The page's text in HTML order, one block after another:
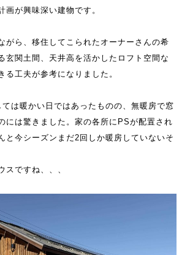
画が興味深い建物です。
がら、移住してこられたオーナーさんの希
玄関土間、天井高を活かしたロフト空間な
る工夫が参考になりました。
は暖かい日ではあったものの、無暖房で窓
には驚きました。家の各所にPSが配置され
と今シーズンまだ2回しか暖房していないそ
スですね、、、